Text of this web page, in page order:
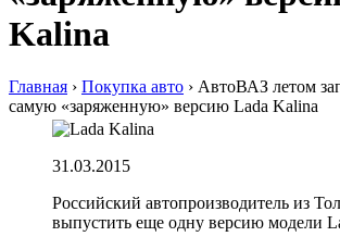
Kalina
Главная › Покупка авто › АвтоВАЗ летом
самую «заряженную» версию Lada Kalina
31.03.2015
Российский автопроизводитель из
выпустить еще одну версию модели